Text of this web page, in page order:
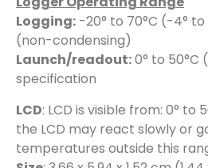
Logging: -20° to 70°C (-4° to
(non-condensing)
Launch/readout:0° to 50°C
specification
LCD: LCD is visible from: 0° to
the LCD may react slowly or
temperatures outside this